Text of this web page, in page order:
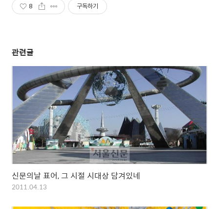
8 구독하기
관련글
신문의날 표어, 그 시절 시대상 담겨있네
2011.04.13